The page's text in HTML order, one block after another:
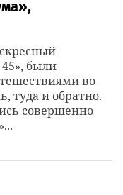
были
во
туда и обратно.
совершенно